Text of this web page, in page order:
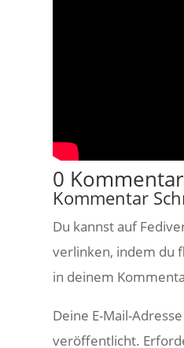
0
Kommentar
Du kannst auf
verlinken, indem du
in deinem
Deine E-Mail-
veröffentlicht.